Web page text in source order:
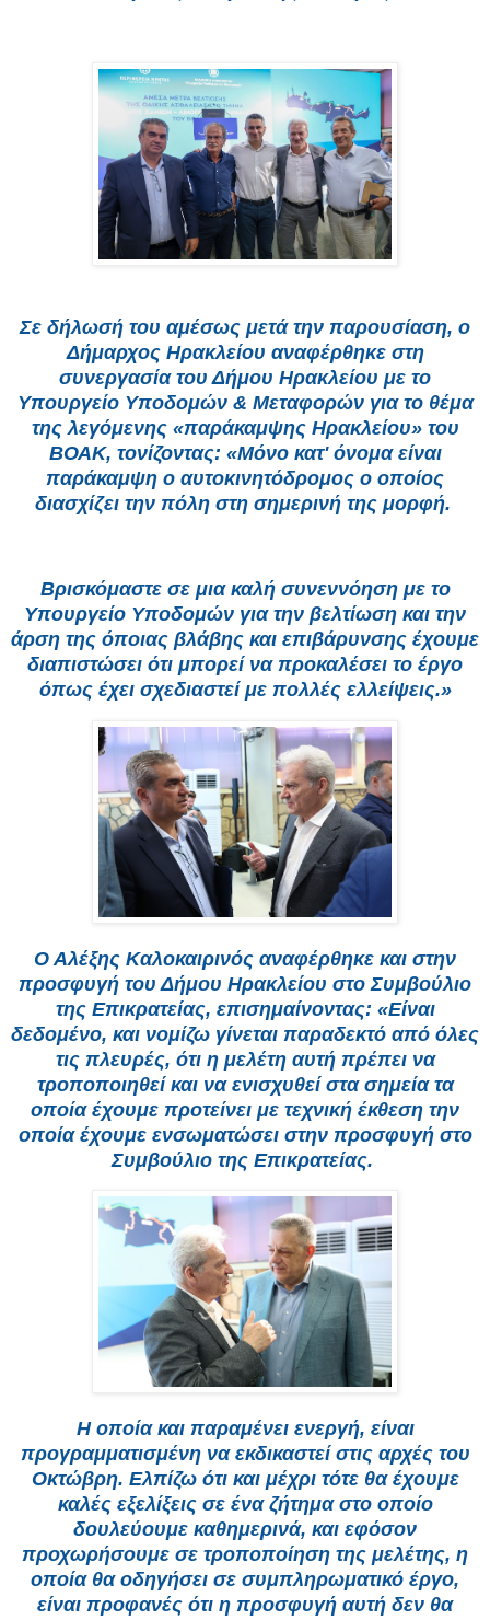
Σε δήλωσή του αμέσως μετά την παρουσίαση, ο
Δήμαρχος Ηρακλείου αναφέρθηκε στη
συνεργασία του Δήμου Ηρακλείου με το
Υπουργείο Υποδομών & Μεταφορών για το θέμα
της λεγόμενης «παράκαμψης Ηρακλείου» του
ΒΟΑΚ, τονίζοντας: «Μόνο κατ' όνομα είναι
παράκαμψη ο αυτοκινητόδρομος ο οποίος
διασχίζει την πόλη στη σημερινή της μορφή.
Βρισκόμαστε σε μια καλή συνεννόηση με το
Υπουργείο Υποδομών για την βελτίωση και την
άρση της όποιας βλάβης και επιβάρυνσης έχουμε
διαπιστώσει ότι μπορεί να προκαλέσει το έργο
όπως έχει σχεδιαστεί με πολλές ελλείψεις.»
Ο Αλέξης Καλοκαιρινός αναφέρθηκε και στην
προσφυγή του Δήμου Ηρακλείου στο Συμβούλιο
της Επικρατείας, επισημαίνοντας: «Είναι
δεδομένο, και νομίζω γίνεται παραδεκτό από όλες
τις πλευρές, ότι η μελέτη αυτή πρέπει να
τροποποιηθεί και να ενισχυθεί στα σημεία τα
οποία έχουμε προτείνει με τεχνική έκθεση την
οποία έχουμε ενσωματώσει στην προσφυγή στο
Συμβούλιο της Επικρατείας.
Η οποία και παραμένει ενεργή, είναι
προγραμματισμένη να εκδικαστεί στις αρχές του
Οκτώβρη. Ελπίζω ότι και μέχρι τότε θα έχουμε
καλές εξελίξεις σε ένα ζήτημα στο οποίο
δουλεύουμε καθημερινά, και εφόσον
προχωρήσουμε σε τροποποίηση της μελέτης, η
οποία θα οδηγήσει σε συμπληρωματικό έργο,
είναι προφανές ότι η προσφυγή αυτή δεν θα